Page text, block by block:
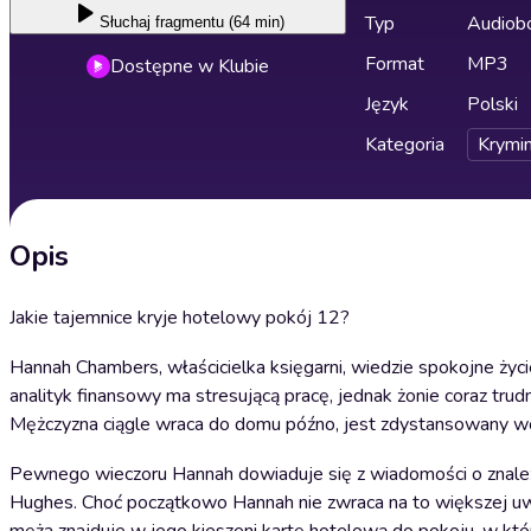
Słuchaj fragmentu (64 min)
Dostępne w Klubie
Typ
Format
MP3
Język
Polski
Kategoria
Opis
Jakie tajemnice kryje hotelowy pokój 12?
Hannah Chambers, właścicielka księgarni, wiedzie spokojne
analityk finansowy ma stresującą pracę, jednak żonie coraz
Mężczyzna ciągle wraca do domu późno, jest zdystansowany
Pewnego wieczoru Hannah dowiaduje się z wiadomości o
Hughes. Choć początkowo Hannah nie zwraca na to większej